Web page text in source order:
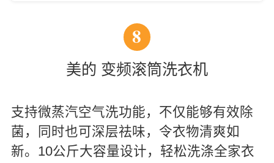
8
美的 变频滚筒洗衣机
支持微蒸汽空气洗功能，不仅能够有效除
菌，同时也可深层祛味，令衣物清爽如
新。10公斤大容量设计，轻松洗涤全家衣